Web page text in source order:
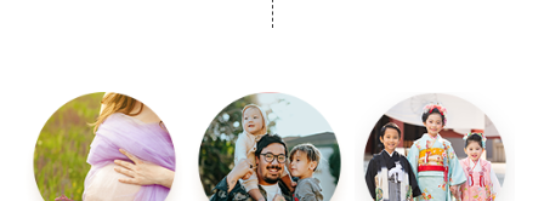
さなどを調節してお渡ししています。
ウンロードし忘れ等ご注意ください。
>＞ロケーション撮影でのお願い事